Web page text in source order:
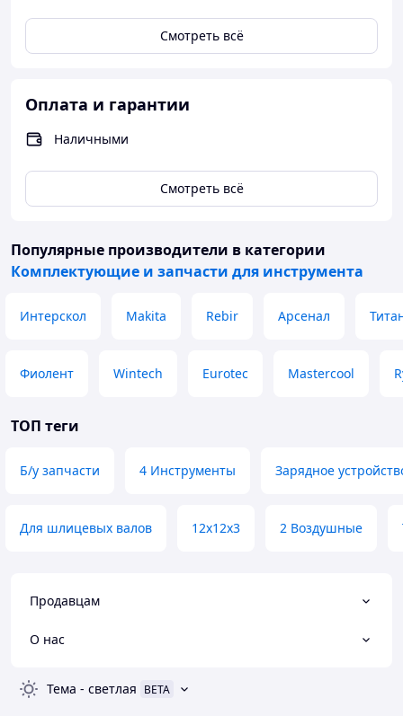
Смотреть всё
Оплата и гарантии
Наличными
Смотреть всё
Популярные производители в категории
Комплектующие и запчасти для инструмента
Интерскол Makita Rebir Арсенал
Фиолент Wintech Eurotec Mastercool
ТОП теги
Б/у запчасти 4 Инструменты Зарядное
Для шлицевых валов 12х12х3 2 Воздушные
Продавцам
О нас
Тема - светлая BETA